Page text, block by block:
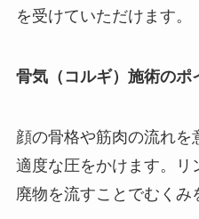
を受けていただけます。
骨気（コルギ）施術のポ
顔の骨格や筋肉の流れ
適度な圧をかけます。リ
廃物を流すことでむくみ